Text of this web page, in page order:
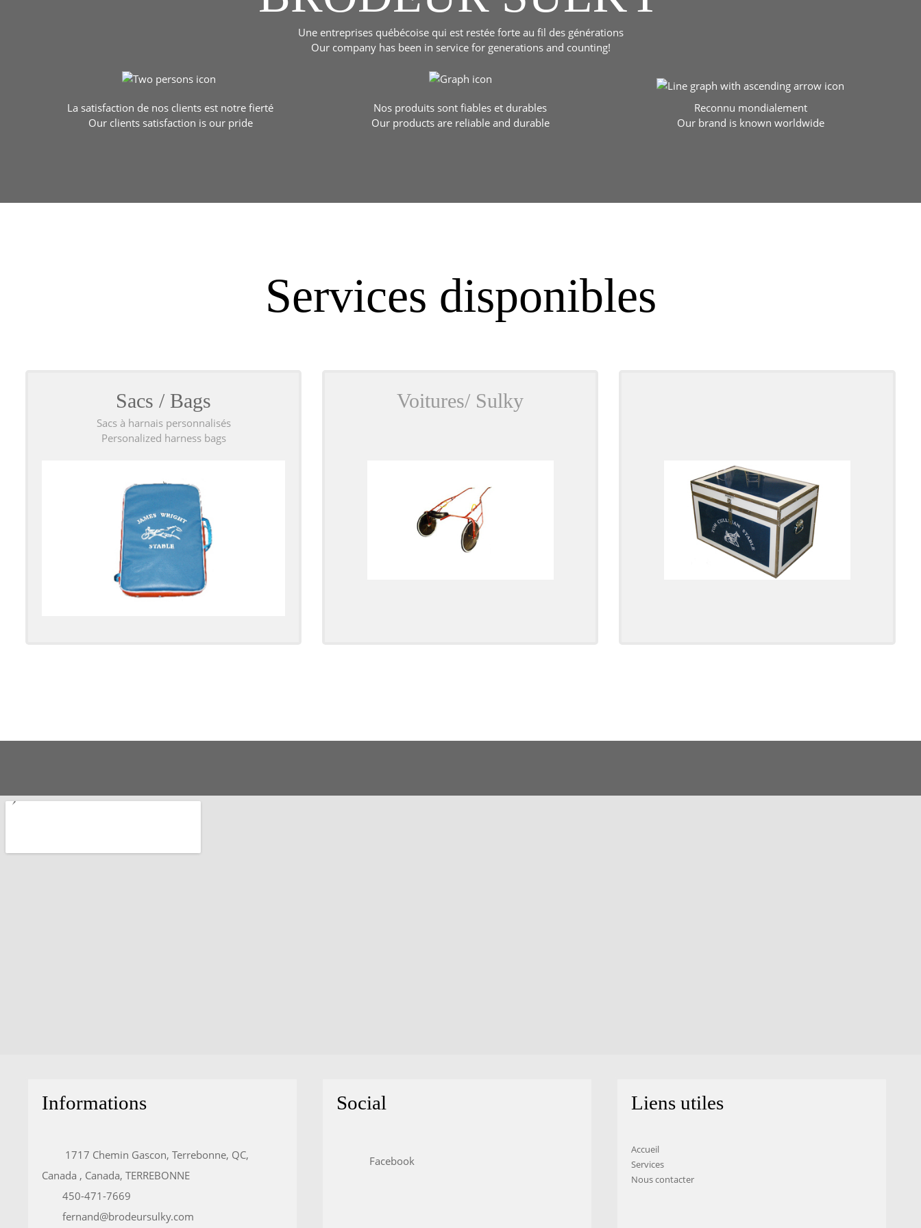
Une entreprises québécoise qui est restée forte au fil des générations
Our company has been in service for generations and counting!
La satisfaction de nos clients est notre fierté
Our clients satisfaction is our pride
Nos produits sont fiables et durables
Our products are reliable and durable
Reconnu mondialement
Our brand is known worldwide
Services disponibles
Sacs / Bags
Sacs à harnais personnalisés
Personalized harness bags
Voitures/ Sulky
Informations
1717 Chemin Gascon, Terrebonne, QC,
Canada , Canada, TERREBONNE
450-471-7669
fernand@brodeursulky.com
Social
Facebook
Liens utiles
Accueil
Services
Nous contacter